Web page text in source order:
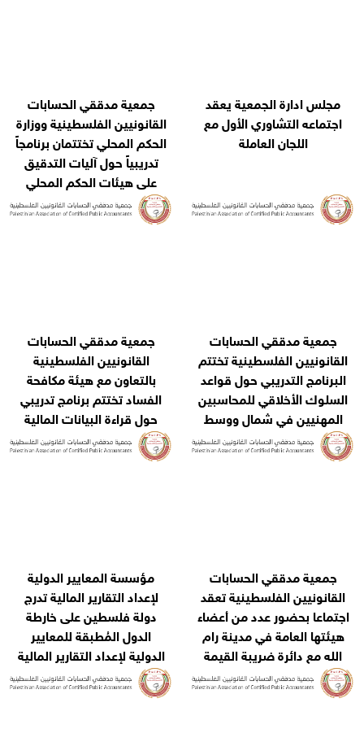
يعقد
مع
جمعية مدققي الحسابات
القانونيين الفلسطينية ووزارة
الحكم المحلي تختتمان برنامجاً
تدريبياً حول آليات التدقيق
على هيئات الحكم المحلي
تختتم
قواعد
ووسط
جمعية مدققي الحسابات
القانونيين الفلسطينية
بالتعاون مع هيئة مكافحة
الفساد تختتم برنامج تدريبي
حول قراءة البيانات المالية
الختامية والتحليل المالي
لاعضاء النيابة في الهيئة
تعقد
أعضاء
رام
القيمة
مؤسسة المعايير الدولية
لإعداد التقارير المالية تدرج
دولة فلسطين على خارطة
الدول المُطبقة للمعايير
الدولية لإعداد التقارير المالية
من اصل 110 دول حول العالم